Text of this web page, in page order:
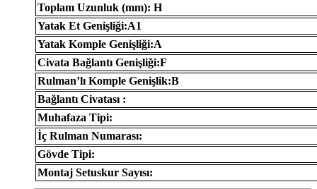
Toplam Uzunluk (mm): H
Yatak Et Genişliği:A1
Yatak Komple Genişliği:A
Civata Bağlantı Genişliği:F
Rulman’lı Komple Genişlik:B
Bağlantı Civatası :
Muhafaza Tipi:
İç Rulman Numarası:
Gövde Tipi:
Montaj Setuskur Sayısı: